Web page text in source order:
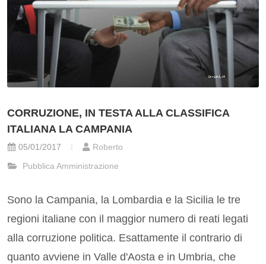
CORRUZIONE, IN TESTA ALLA CLASSIFICA
ITALIANA LA CAMPANIA
05/01/2017
Roberto
Pubblica Amministrazione
Sono la Campania, la Lombardia e la Sicilia le tre
regioni italiane con il maggior numero di reati legati
alla corruzione politica. Esattamente il contrario di
quanto avviene in Valle d'Aosta e in Umbria, che